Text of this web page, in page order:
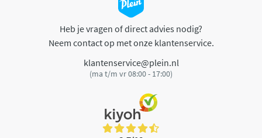
Heb je vragen of direct advies nodig?
Neem contact op met onze klantenservice.
klantenservice@plein.nl
(ma t/m vr 08:00 - 17:00)